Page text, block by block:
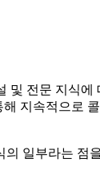
및 전문 지식
지속적으로
일부라는 점